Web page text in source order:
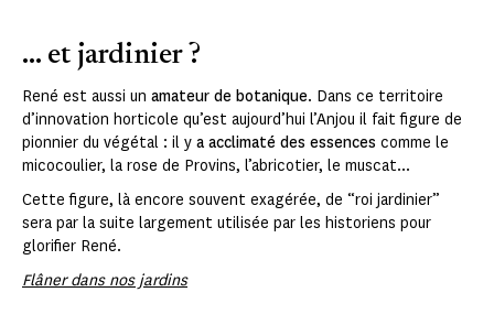
... et jardinier ?
René est aussi un amateur de botanique. Dans ce territoire
d’innovation horticole qu’est aujourd’hui l’Anjou il fait figure de
pionnier du végétal : il y a acclimaté des essences comme le
micocoulier, la rose de Provins, l’abricotier, le muscat...
Cette figure, là encore souvent exagérée, de “roi jardinier”
sera par la suite largement utilisée par les historiens pour
glorifier René.
Flâner dans nos jardins